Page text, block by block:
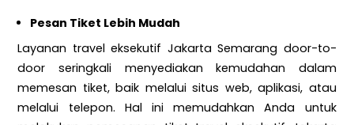
Pesan Tiket Lebih Mudah
Layanan travel eksekutif Jakarta Semarang door-to-
door seringkali menyediakan kemudahan dalam
memesan tiket, baik melalui situs web, aplikasi, atau
melalui telepon. Hal ini memudahkan Anda untuk